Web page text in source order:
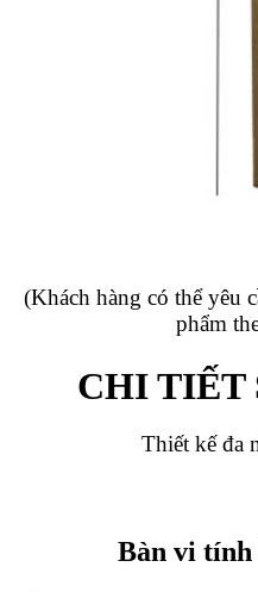
(Khách hàng có thể yêu
phẩm
CHI TIẾT
Thiết kế đa
Bàn vi tính